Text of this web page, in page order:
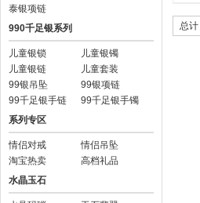
泰银项链
990千足银系列
儿童银锁
儿童银镯
儿童银链
儿童套装
99银吊坠
99银项链
99千足银手链
99千足银手镯
系列专区
情侣对戒
情侣吊坠
淘宝热卖
高档礼品
水晶玉石
总计